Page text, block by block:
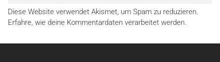
Diese Website verwendet Akismet, um Spam zu reduzieren.
Erfahre, wie deine Kommentardaten verarbeitet werden.